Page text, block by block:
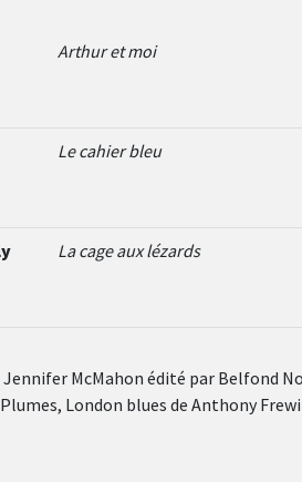
Arthur et moi
Le cahier bleu
La cage aux lézards
McMahon édité par Belfond
London blues de Anthony